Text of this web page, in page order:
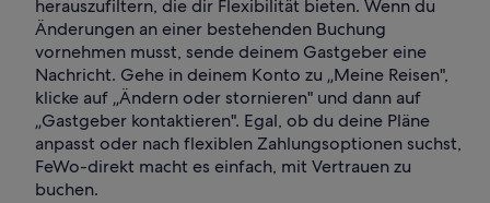
herauszufiltern, die dir Flexibilität bieten. Wenn du
Änderungen an einer bestehenden Buchung
vornehmen musst, sende deinem Gastgeber eine
Nachricht. Gehe in deinem Konto zu „Meine Reisen",
klicke auf „Ändern oder stornieren" und dann auf
„Gastgeber kontaktieren". Egal, ob du deine Pläne
anpasst oder nach flexiblen Zahlungsoptionen suchst,
FeWo-direkt macht es einfach, mit Vertrauen zu
buchen.